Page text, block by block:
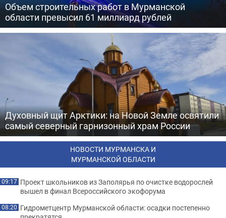
Объем строительных работ в Мурманской
области превысил 61 миллиард рублей
Духовный щит Арктики: на Новой Земле освятили
самый северный гарнизонный храм России
НОВОСТИ МУРМАНСКА И
МУРМАНСКОЙ ОБЛАСТИ
09:17 Проект школьников из Заполярья по очистке водорослей
вышел в финал Всероссийского экофорума
08:20 Гидрометцентр Мурманской области: осадки постепенно